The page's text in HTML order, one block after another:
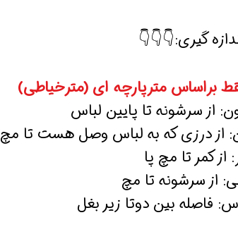
گیری:👇👇👇
براساس مترپارچه ای (مترخیاطی)
از سرشونه تا پایین لباس
از درزی که به لباس وصل هست تا مچ
از کمر تا مچ پا
از سرشونه تا مچ
فاصله بین دوتا زیر بغل